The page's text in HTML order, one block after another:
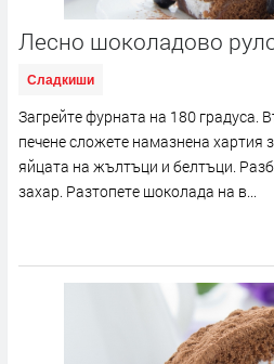
Лесно шоколадово
Сладкиши
Загрейте фурната на 180 градуса.
печене сложете намазнена хартия
яйцата на жълтъци и белтъци.
захар. Разтопете шоколада на в...